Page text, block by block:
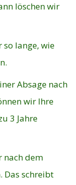
löschen wir
lange, wie
Absage nach
wir Ihre
3 Jahre
nach dem
Das schreibt